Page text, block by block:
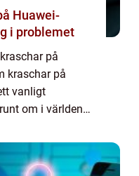
Huawei-
i problemet
på
kraschar på
vanligt
om i världen.
vara både